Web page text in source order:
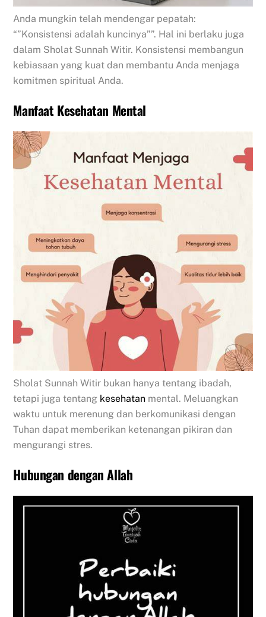
Anda mungkin telah mendengar pepatah:
“”Konsistensi adalah kuncinya””. Hal ini berlaku juga
dalam Sholat Sunnah Witir. Konsistensi membangun
kebiasaan yang kuat dan membantu Anda menjaga
komitmen spiritual Anda.
Manfaat Kesehatan Mental
Sholat Sunnah Witir bukan hanya tentang ibadah,
tetapi juga tentang kesehatan mental. Meluangkan
waktu untuk merenung dan berkomunikasi dengan
Tuhan dapat memberikan ketenangan pikiran dan
mengurangi stres.
Hubungan dengan Allah